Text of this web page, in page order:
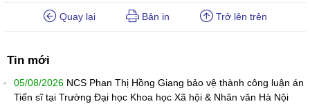
Quay lại Bản in Trở lên trên
Tin mới
05/08/2026 NCS Phan Thị Hồng Giang bảo vệ thành công luận án
Tiến sĩ tại Trường Đại học Khoa học Xã hội & Nhân văn Hà Nội